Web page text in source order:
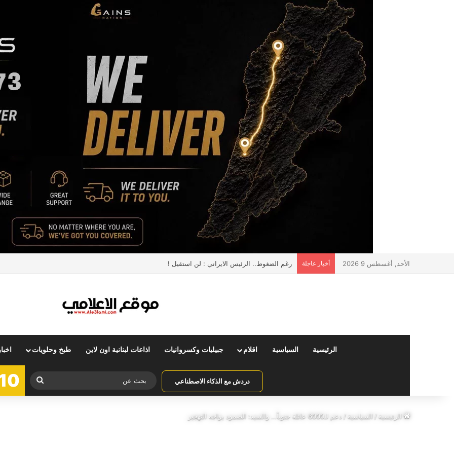
الأحد, أغسطس 9 2026 أخبار عاجلة رغم الضغوط.. الرئيس الايراني : لن استقيل !
الرئيسية السياسية اقلام جبيليات وكسروانيات اذاعات لبنانية اون لاين طبخ وحلويات
دردش مع الذكاء الاصطناعي
بحث
عن
الرئيسية/ السياسية/دعم لـ6000 عائلة جنوباً… والسيد: الصمود يواجه التهجير